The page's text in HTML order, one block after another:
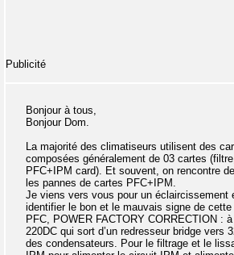
Publicité
Bonjour à tous,
Bonjour Dom.
La majorité des climatiseurs utilisent des
composées généralement de 03 cartes
PFC+IPM card). Et souvent, on rencontre
les pannes de cartes PFC+IPM.
Je viens vers vous pour un éclaircissement
identifier le bon et le mauvais signe de cette
PFC, POWER FACTORY CORRECTION :
220DC qui sort d’un redresseur bridge vers
des condensateurs. Pour le filtrage et le